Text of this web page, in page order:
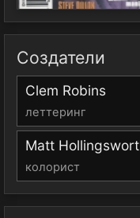
Создатели
Clem Robins
леттеринг
Matt
колорист